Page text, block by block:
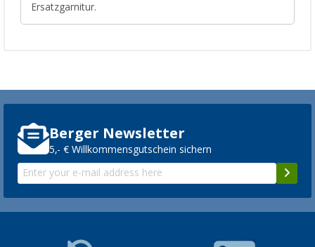
Ersatzgarnitur.
Berger Newsletter
5,- € Willkommensgutschein sichern